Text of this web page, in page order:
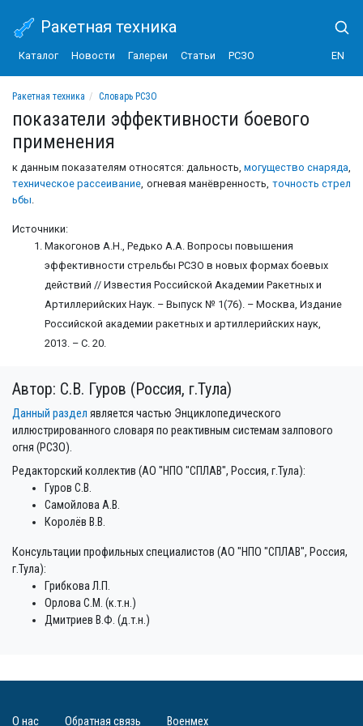
Ракетная техника
Каталог Новости Галереи Статьи РСЗО EN
Ракетная техника
Словарь РСЗО
показатели эффективности боевого применения
показатели эффективности боевого
применения
к данным показателям относятся: дальность, могущество снаряда,
техническое рассеивание, огневая манёвренность, точность стрел
ьбы.
Источники:
Макогонов А.Н., Редько А.А. Вопросы повышения
эффективности стрельбы РСЗО в новых формах боевых
действий // Известия Российской Академии Ракетных и
Артиллерийских Наук. – Выпуск № 1(76). – Москва, Издание
Российской академии ракетных и артиллерийских наук,
2013. – С. 20.
Автор: С.В. Гуров (Россия, г.Тула)
Данный раздел является частью Энциклопедического
иллюстрированного словаря по реактивным системам залпового
огня (РСЗО).
Редакторский коллектив (АО "НПО "СПЛАВ", Россия, г.Тула):
Гуров С.В.
Самойлова А.В.
Королёв В.В.
Консультации профильных специалистов (АО "НПО "СПЛАВ", Россия,
г.Тула):
Грибкова Л.П.
Орлова С.М. (к.т.н.)
Дмитриев В.Ф. (д.т.н.)
О нас Обратная связь Военмех